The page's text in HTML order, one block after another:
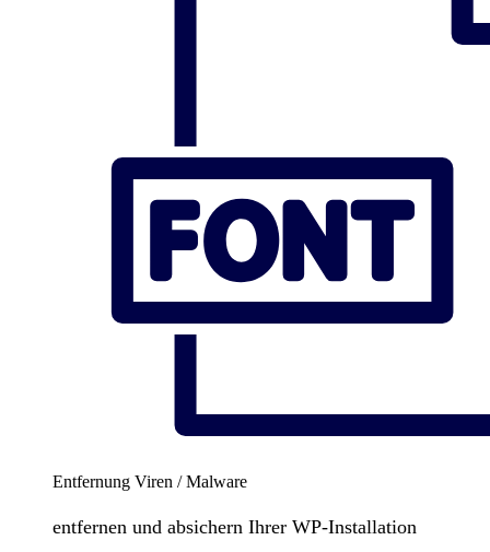
Entfernung Viren / Malware
entfernen und absichern Ihrer WP-Installation